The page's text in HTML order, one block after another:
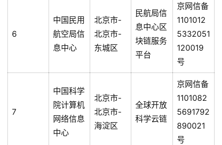
6
中国民用
航空局信
息中心
北京市-
北京市-
东城区
民航局信
息中心区
块链服务
平台
京网信备
1101012
5332051
120019
号
7
中国科学
院计算机
网络信息
中心
北京市-
北京市-
海淀区
全球开放
科学云链
京网信备
1101082
5691792
890021
号